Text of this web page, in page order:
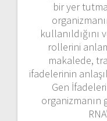
bir yer
rollerini
makalede,
ifadelerinin
Gen
organizmanın